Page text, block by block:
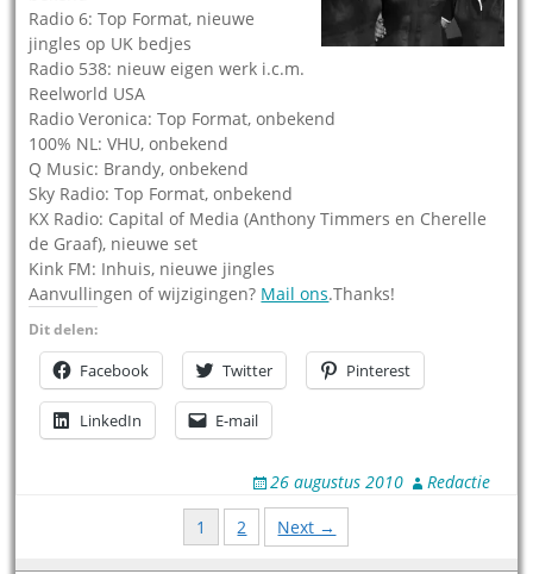
Radio 6: Top Format, nieuwe
jingles op UK bedjes
Radio 538: nieuw eigen werk i.c.m.
Reelworld USA
Radio Veronica: Top Format, onbekend
100% NL: VHU, onbekend
Q Music: Brandy, onbekend
Sky Radio: Top Format, onbekend
KX Radio: Capital of Media (Anthony Timmers en Cherelle
de Graaf), nieuwe set
Kink FM: Inhuis, nieuwe jingles
Aanvullingen of wijzigingen? Mail ons.Thanks!
Dit delen:
Facebook Twitter Pinterest
LinkedIn E-mail
26 augustus 2010 Redactie
navigation
1 2 Next →